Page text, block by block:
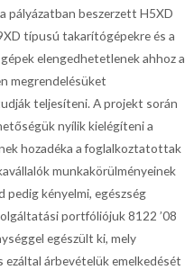
pályázatban beszerzett H5XD
típusú takarítógépekre és a
elengedhetetlenek ahhoz a
megrendelésüket
teljesíteni. A projekt során
nyílik kielégíteni a
hozadéka a foglalkoztatottak
munkakörülményeinek
pedig kényelmi, egészség
portfóliójuk 8122 ’08
egészült ki, mely
árbevételük emelkedését